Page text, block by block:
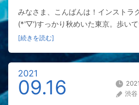
みなさま、こんばんは！インストラ
(*'▽')すっかり秋めいた東京。歩い
[続きを読む]
2021
09.16
渋